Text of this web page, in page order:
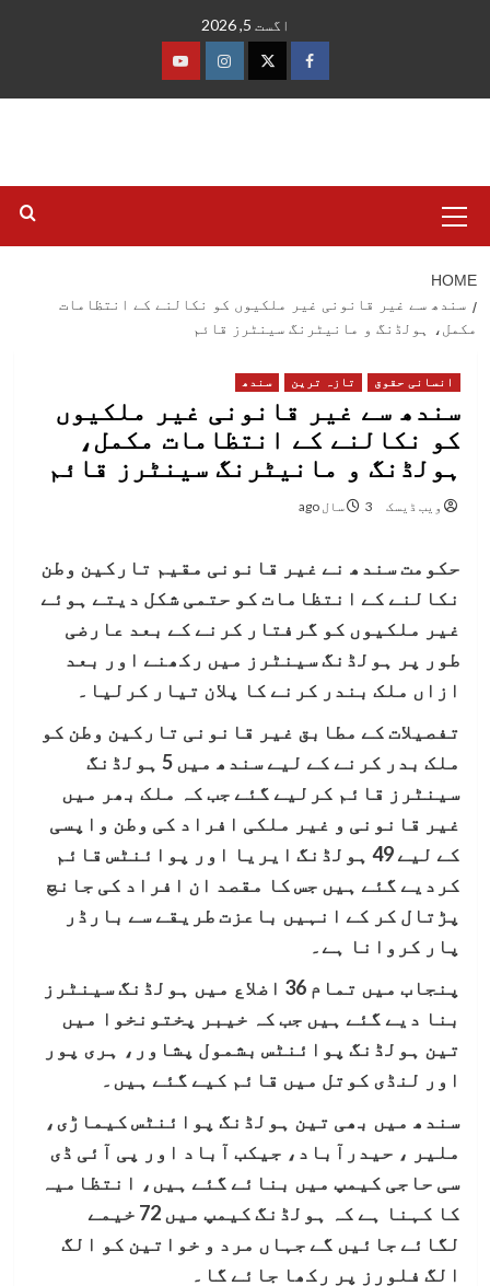
اگست 5, 2026
فیس
ٹوئٹرانسٹاگرام
یوٹیوب
Menu
HOME
سندھ سے غیر قانونی غیر ملکیوں کو نکالنے کے انتظامات
مکمل، ہولڈنگ و مانیٹرنگ سینٹرز قائم
انسانی حقوق تازہ ترین سندھ
سندھ سے غیر قانونی غیر ملکیوں
کو نکالنے کے انتظامات مکمل،
ہولڈنگ و مانیٹرنگ سینٹرز قائم
ویب ڈیسک 3 سال ago
حکومت سندھ نے غیر قانونی مقیم تارکین وطن
نکالنے کے انتظامات کو حتمی شکل دیتے ہوئے
غیر ملکیوں کو گرفتار کرنے کے بعد عارضی
طور پر ہولڈنگ سینٹرز میں رکھنے اور بعد
ازاں ملک بندر کرنے کا پلان تیار کرلیا۔
تفصیلات کے مطابق غیر قانونی تارکین وطن کو
ملک بدر کرنے کے لیے سندھ میں 5 ہولڈنگ
سینٹرز قائم کرلیے گئے جب کہ ملک بھر میں
غیر قانونی و غیر ملکی افراد کی وطن واپسی
کے لیے 49 ہولڈنگ ایریا اور پوائنٹس قائم
کردیے گئے ہیں جس کا مقصد ان افراد کی جانچ
پڑتال کر کے انہیں باعزت طریقے سے بارڈر
پار کروانا ہے۔
پنجاب میں تمام 36 اضلاع میں ہولڈنگ سینٹرز
بنا دیے گئے ہیں جب کہ خیبر پختونخوا میں
تین ہولڈنگ پوائنٹس بشمول پشاور، ہری پور
اور لنڈی کوتل میں قائم کیے گئے ہیں۔
سندھ میں بھی تین ہولڈنگ پوائنٹس کیماڑی،
ملیر ، حیدرآباد، جیکب آباد اور پی آئی ڈی
سی حاجی کیمپ میں بنائے گئے ہیں، انتظامیہ
کا کہنا ہے کہ ہولڈنگ کیمپ میں 72 خیمے
لگائے جائیں گے جہاں مرد و خواتین کو الگ
الگ فلورز پر رکھا جائے گا۔